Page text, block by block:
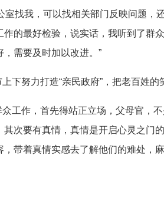
室找我，可以找相关部门反映问题，
作的最好检验，说实话，我听到了群
需要及时加以改进。”
下努力打造“亲民政府”，把老百姓
工作，首先得站正立场，父母官，
其次要有真情，真情是开启心灵之门
，带着真情实感去了解他们的难处，